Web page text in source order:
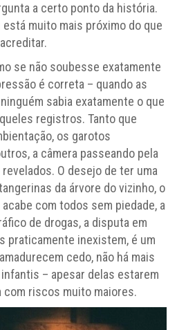
a certo ponto da história.
muito mais próximo do que
se não soubesse exatamente
é correta – quando as
sabia exatamente o que
registros. Tanto que
os garotos
a câmera passeando pela
O desejo de ter uma
da árvore do vizinho, o
com todos sem piedade, a
de drogas, a disputa em
praticamente inexistem, é um
cedo, não há mais
– apesar delas estarem
com riscos muito maiores.